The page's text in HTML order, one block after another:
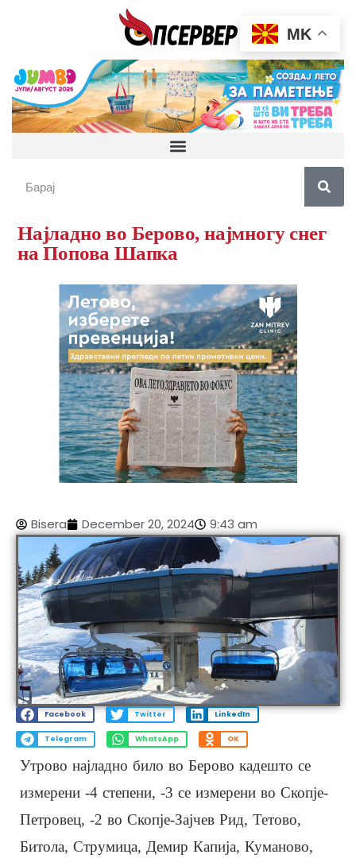
Најладно во Берово, најмногу снег
на Попова Шапка
Bisera December 20, 2024 9:43 am
Facebook Twitter LinkedIn
Telegram WhatsApp OK
Утрово најладно било во Берово кадешто се
измерени -4 степени, -3 се измерени во Скопје-
Петровец, -2 во Скопје-Зајчев Рид, Тетово,
Битола, Струмица, Демир Капија, Куманово,
MK